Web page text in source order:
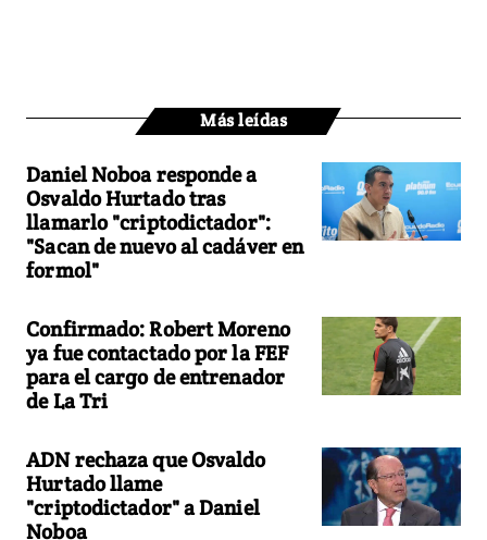
Más leídas
Daniel Noboa responde a
Osvaldo Hurtado tras
llamarlo "criptodictador":
"Sacan de nuevo al cadáver en
formol"
Confirmado: Robert Moreno
ya fue contactado por la FEF
para el cargo de entrenador
de La Tri
ADN rechaza que Osvaldo
Hurtado llame
"criptodictador" a Daniel
Noboa